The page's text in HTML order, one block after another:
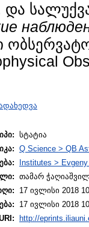
და
სტატია
Q Science > QB
Institutes >
თამარ
17 ივლისი 2018
17 ივლისი 2018
http://